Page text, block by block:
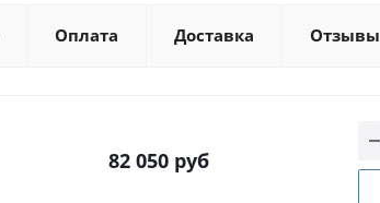
Оплата Доставка Отзывы
82 050 руб